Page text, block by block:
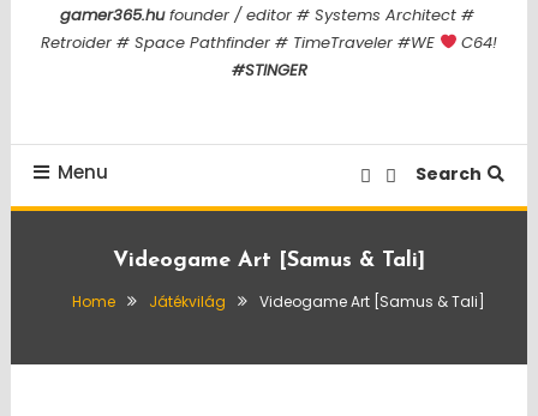
gamer365.hufounder / editor # Systems Architect #
Retroider # Space Pathfinder # TimeTraveler #WE
C64!
#STINGER
Menu Search
Videogame Art [Samus & Tali]
Home Játékvilág Videogame Art [Samus & Tali]